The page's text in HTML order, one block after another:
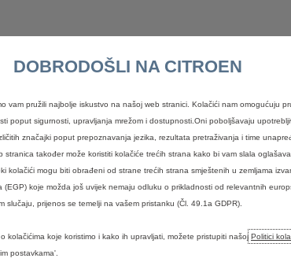
PRAVNA OBAVIJEST
VOZILA POSTPRODAJA
Online naručivanje na servis
DOBRODOŠLI NA CITROEN
vam pružili najbolje iskustvo na našoj web stranici. Kolačići nam omogućuju
poput sigurnosti, upravljanja mrežom i dostupnosti.Oni poboljšavaju
značajki poput prepoznavanja jezika, rezultata pretraživanja i time
stranica također može koristiti kolačiće trećih strana kako bi vam slala
kolačići mogu biti obrađeni od strane trećih strana smještenih u zemljama
(EGP) koje možda još uvijek nemaju odluku o prikladnosti od relevantnih
slučaju, prijenos se temelji na vašem pristanku (Čl. 49.1a GDPR).
kolačićima koje koristimo i kako ih upravljati, možete pristupiti našoj Politici
postavkama'.